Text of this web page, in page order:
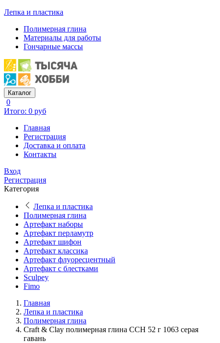
Лепка и пластика
Полимерная глина
Материалы для работы
Гончарные массы
Каталог
0
Итого: 0 руб
Главная
Регистрация
Доставка и оплата
Контакты
Вход
Регистрация
Категория
Лепка и пластика
Полимерная глина
Артефакт наборы
Артефакт перламутр
Артефакт шифон
Артефакт классика
Артефакт флуоресцентный
Артефакт с блестками
Sculpey
Fimo
Главная
Лепка и пластика
Полимерная глина
Craft & Clay полимерная глина CCH 52 г 1063 серая
гавань